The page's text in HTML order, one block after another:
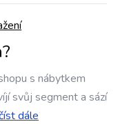
s nábytkem
svůj segment a sází
dále